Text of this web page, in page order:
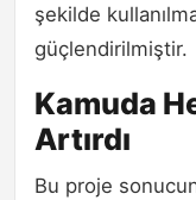
şekilde
güçlendirilmiştir.
Kamuda
Artırdı
Bu proje